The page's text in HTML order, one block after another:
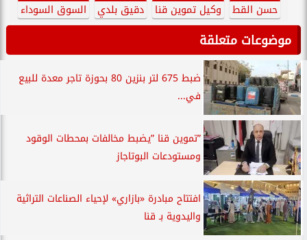
حسن القط وكيل تموين قنا دقيق بلدي السوق السوداء
موضوعات متعلقة
ضبط 675 لتر بنزين 80 بحوزة تاجر معدة للبيع
في...
”تموين قنا ”يضبط مخالفات بمحطات الوقود
ومستودعات البوتاجاز
افتتاح مبادرة «بازاري» لإحياء الصناعات التراثية
واليدوية بـ قنا